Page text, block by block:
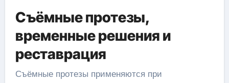
Съёмные протезы,
временные решения и
реставрация
Съёмные протезы применяются при